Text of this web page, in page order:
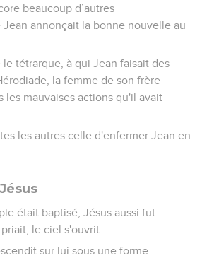
beaucoup d’autres
annonçait la bonne nouvelle au
tétrarque, à qui Jean faisait des
la femme de son frère
les mauvaises actions qu'il avait
les autres celle d'enfermer Jean en
était baptisé, Jésus aussi fut
le ciel s'ouvrit
sur lui sous une forme